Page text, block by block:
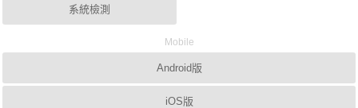
系統檢測
Mobile
Android版
iOS版